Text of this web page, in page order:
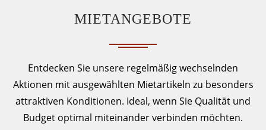
MIETANGEBOTE
Entdecken Sie unsere regelmäßig wechselnden
Aktionen mit ausgewählten Mietartikeln zu besonders
attraktiven Konditionen. Ideal, wenn Sie Qualität und
Budget optimal miteinander verbinden möchten.